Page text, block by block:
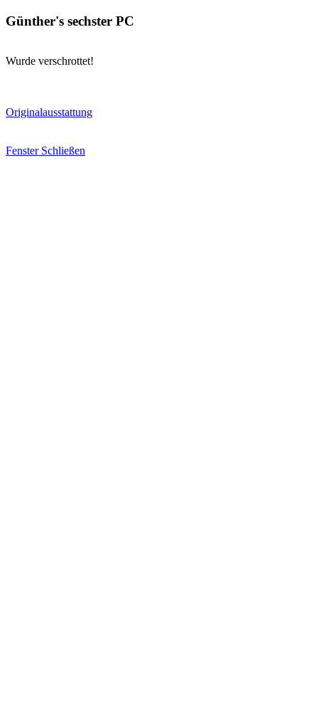
Günther's sechster PC
Wurde verschrottet!
Originalausstattung
Fenster Schließen